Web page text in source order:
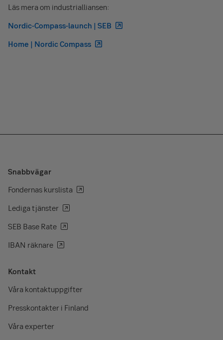
Läs mera om industrialliansen:
Nordic-Compass-launch | SEB
Home | Nordic Compass
Snabbvägar
Fondernas kurslista
Lediga tjänster
SEB Base Rate
IBAN räknare
Kontakt
Våra kontaktuppgifter
Presskontakter i Finland
Våra experter